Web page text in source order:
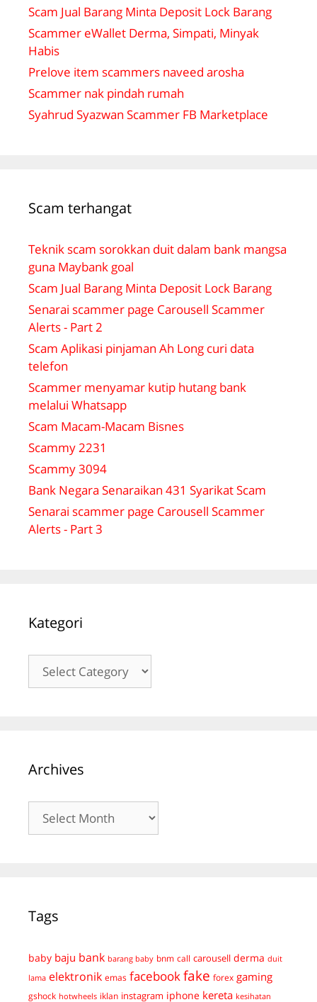
Scam Jual Barang Minta Deposit Lock Barang
Scammer eWallet Derma, Simpati, Minyak
Habis
Prelove item scammers naveed arosha
Scammer nak pindah rumah
Syahrud Syazwan Scammer FB Marketplace
Scam terhangat
Teknik scam sorokkan duit dalam bank mangsa
guna Maybank goal
Scam Jual Barang Minta Deposit Lock Barang
Senarai scammer page Carousell Scammer
Alerts - Part 2
Scam Aplikasi pinjaman Ah Long curi data
telefon
Scammer menyamar kutip hutang bank
melalui Whatsapp
Scam Macam-Macam Bisnes
Scammy 2231
Scammy 3094
Bank Negara Senaraikan 431 Syarikat Scam
Senarai scammer page Carousell Scammer
Alerts - Part 3
Kategori
Kategori
Archives
Archives
Tags
baby baju bank barang baby bnm call carousell derma duit
lama elektronik emas facebookfake forex gaming
gshock hotwheels iklan instagram iphone kereta kesihatan